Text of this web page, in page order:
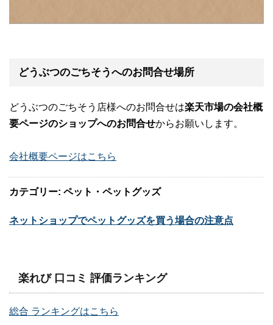
どうぶつのごちそうへのお問合せ場所
どうぶつのごちそう店様へのお問合せは楽天市場の会社概
要ページのショップへのお問合せからお願いします。
会社概要ページはこちら
カテゴリー: ペット・ペットグッズ
ネットショップでペットグッズを買う場合の注意点
楽れび 口コミ 評価ランキング
総合 ランキングはこちら